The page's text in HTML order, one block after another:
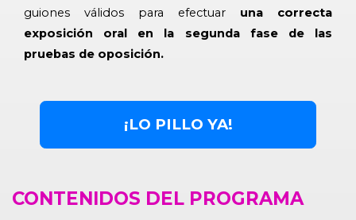
guiones válidos para efectuar una correcta
exposición oral en la segunda fase de las
pruebas de oposición.
¡LO PILLO YA!
CONTENIDOS DEL PROGRAMA